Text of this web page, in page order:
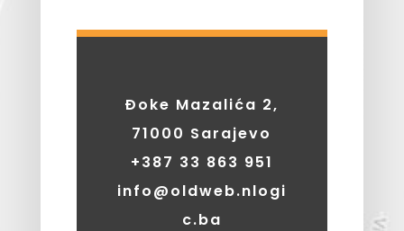
Đoke Mazalića 2,
71000 Sarajevo
+387 33 863 951
info@oldweb.nlogi
c.ba